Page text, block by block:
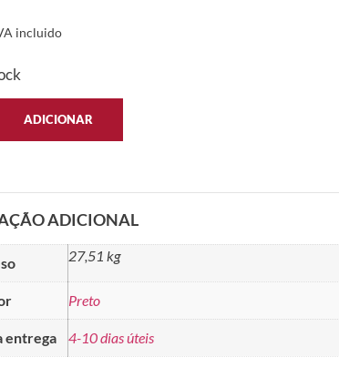
incluido
ADICIONAR
ADICIONAL
27,51 kg
Preto
entrega 4-10 dias úteis